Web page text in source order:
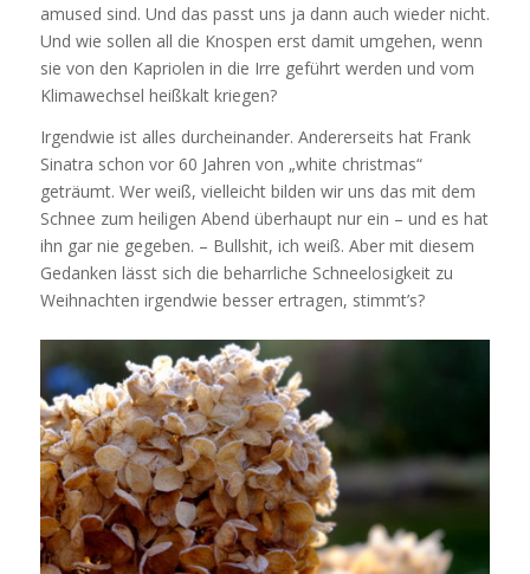
amused sind. Und das passt uns ja dann auch wieder nicht.
Und wie sollen all die Knospen erst damit umgehen, wenn
sie von den Kapriolen in die Irre geführt werden und vom
Klimawechsel heißkalt kriegen?
Irgendwie ist alles durcheinander. Andererseits hat Frank
Sinatra schon vor 60 Jahren von „white christmas“
geträumt. Wer weiß, vielleicht bilden wir uns das mit dem
Schnee zum heiligen Abend überhaupt nur ein – und es hat
ihn gar nie gegeben. – Bullshit, ich weiß. Aber mit diesem
Gedanken lässt sich die beharrliche Schneelosigkeit zu
Weihnachten irgendwie besser ertragen, stimmt’s?